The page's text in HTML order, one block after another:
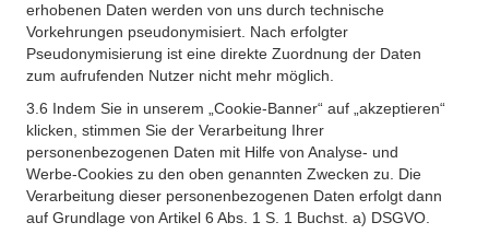
erhobenen Daten werden von uns durch technische
Vorkehrungen pseudonymisiert. Nach erfolgter
Pseudonymisierung ist eine direkte Zuordnung der Daten
zum aufrufenden Nutzer nicht mehr möglich.
3.6 Indem Sie in unserem „Cookie-Banner“ auf „akzeptieren“
klicken, stimmen Sie der Verarbeitung Ihrer
personenbezogenen Daten mit Hilfe von Analyse- und
Werbe-Cookies zu den oben genannten Zwecken zu. Die
Verarbeitung dieser personenbezogenen Daten erfolgt dann
auf Grundlage von Artikel 6 Abs. 1 S. 1 Buchst. a) DSGVO.